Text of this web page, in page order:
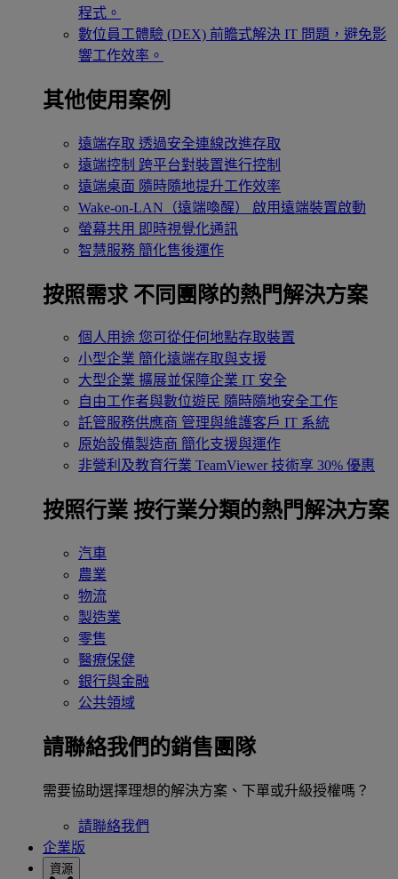
程式。
數位員工體驗 (DEX) 前瞻式解決 IT 問題，避免影
響工作效率。
其他使用案例
遠端存取 透過安全連線改進存取
遠端控制 跨平台對裝置進行控制
遠端桌面 隨時隨地提升工作效率
Wake-on-LAN（遠端喚醒）
啟用遠端裝置啟動
螢幕共用 即時視覺化通訊
智慧服務 簡化售後運作
按照需求 不同團隊的熱門解決方案
個人用途 您可從任何地點存取裝置
小型企業 簡化遠端存取與支援
大型企業 擴展並保障企業 IT 安全
自由工作者與數位遊民 隨時隨地安全工作
託管服務供應商 管理與維護客戶 IT 系統
原始設備製造商 簡化支援與運作
非營利及教育行業 TeamViewer 技術享 30% 優惠
按照行業 按行業分類的熱門解決方案
汽車
農業
物流
製造業
零售
醫療保健
銀行與金融
公共領域
請聯絡我們的銷售團隊
需要協助選擇理想的解決方案、下單或升級授權嗎？
請聯絡我們
企業版
資源